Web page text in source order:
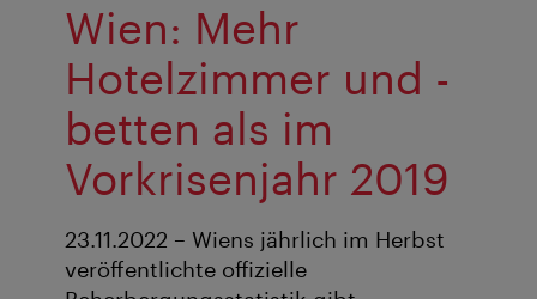
Wien: Mehr
Hotelzimmer und -
betten als im
Vorkrisenjahr 2019
23.11.2022 – Wiens jährlich im Herbst
veröffentlichte offizielle